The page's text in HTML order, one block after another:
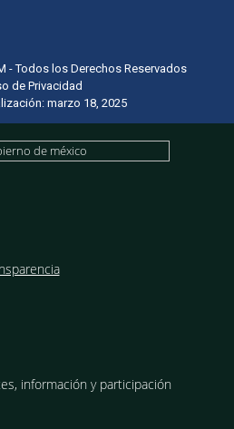
- Todos los Derechos Reservados
de Privacidad
marzo 18, 2025
información y participación